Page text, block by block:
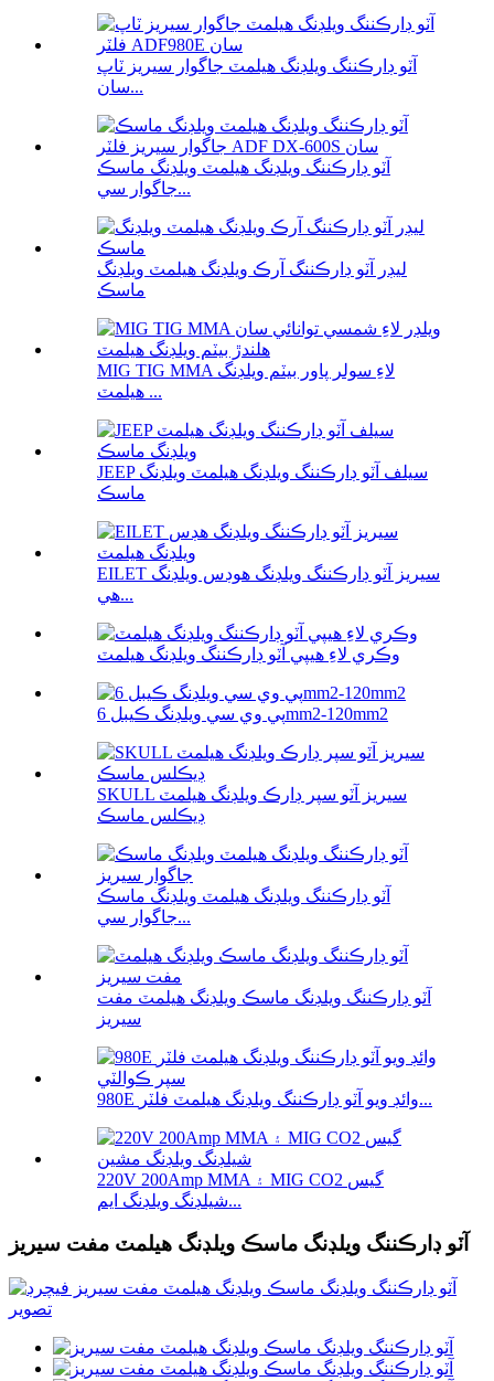
آٽو ڊارڪننگ ويلڊنگ هيلمٽ جاگوار سيريز ٽاپ
سان...
آٽو ڊارڪننگ ويلڊنگ هيلمٽ ويلڊنگ ماسڪ
جاگوار سي...
ليڊر آٽو ڊارڪننگ آرڪ ويلڊنگ هيلمٽ ويلڊنگ
ماسڪ
MIG TIG MMA لاءِ سولر پاور بيٽم ويلڊنگ
هيلمٽ ...
JEEP سيلف آٽو ڊارڪننگ ويلڊنگ هيلمٽ ويلڊنگ
ماسڪ
EILET سيريز آٽو ڊارڪننگ ويلڊنگ هوڊس ويلڊنگ
هي...
وڪري لاءِ هيپي آٽو ڊارڪننگ ويلڊنگ هيلمٽ
پي وي سي ويلڊنگ ڪيبل 6mm2-120mm2
SKULL سيريز آٽو سپر ڊارڪ ويلڊنگ هيلمٽ
ڊيڪلس ماسڪ
آٽو ڊارڪننگ ويلڊنگ هيلمٽ ويلڊنگ ماسڪ
جاگوار سي...
آٽو ڊارڪننگ ويلڊنگ ماسڪ ويلڊنگ هيلمٽ مفت
سيريز
980E وائڊ ويو آٽو ڊارڪننگ ويلڊنگ هيلمٽ فلٽر...
220V 200Amp MMA ۽ MIG CO2 گيس
شيلڊنگ ويلڊنگ ايم...
آٽو ڊارڪننگ ويلڊنگ ماسڪ ويلڊنگ هيلمٽ مفت سيريز